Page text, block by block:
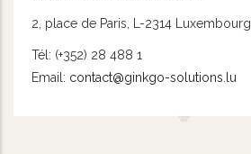
2, place de Paris, L-2314 Luxembourg
Tél: (+352) 28 488 1
Email: contact@ginkgo-solutions.lu